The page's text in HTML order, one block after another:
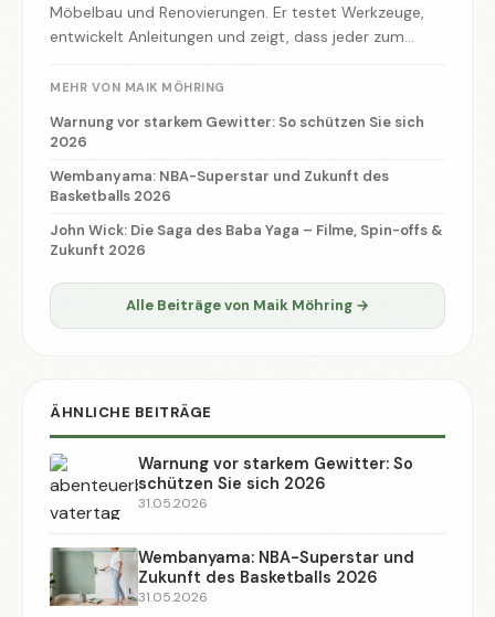
Möbelbau und Renovierungen. Er testet Werkzeuge,
entwickelt Anleitungen und zeigt, dass jeder zum
MEHR VON MAIK MÖHRING
Warnung vor starkem Gewitter: So schützen Sie sich
2026
Wembanyama: NBA-Superstar und Zukunft des
Basketballs 2026
John Wick: Die Saga des Baba Yaga – Filme, Spin-offs &
Zukunft 2026
Alle Beiträge von Maik Möhring →
ÄHNLICHE BEITRÄGE
Warnung vor starkem Gewitter: So
schützen Sie sich 2026
31.05.2026
Wembanyama: NBA-Superstar und
Zukunft des Basketballs 2026
31.05.2026